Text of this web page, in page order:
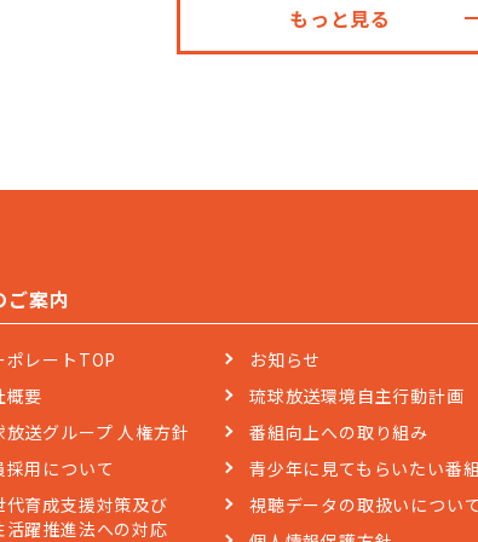
もっと見る
ご案内
ポレートTOP
概要
放送グループ 人権方針
採用について
代育成支援対策及び
活躍推進法への対応
お知らせ
琉球放送環境自主行動計画
番組向上への取り組み
青少年に見てもらいたい番組
視聴データの取扱いについて